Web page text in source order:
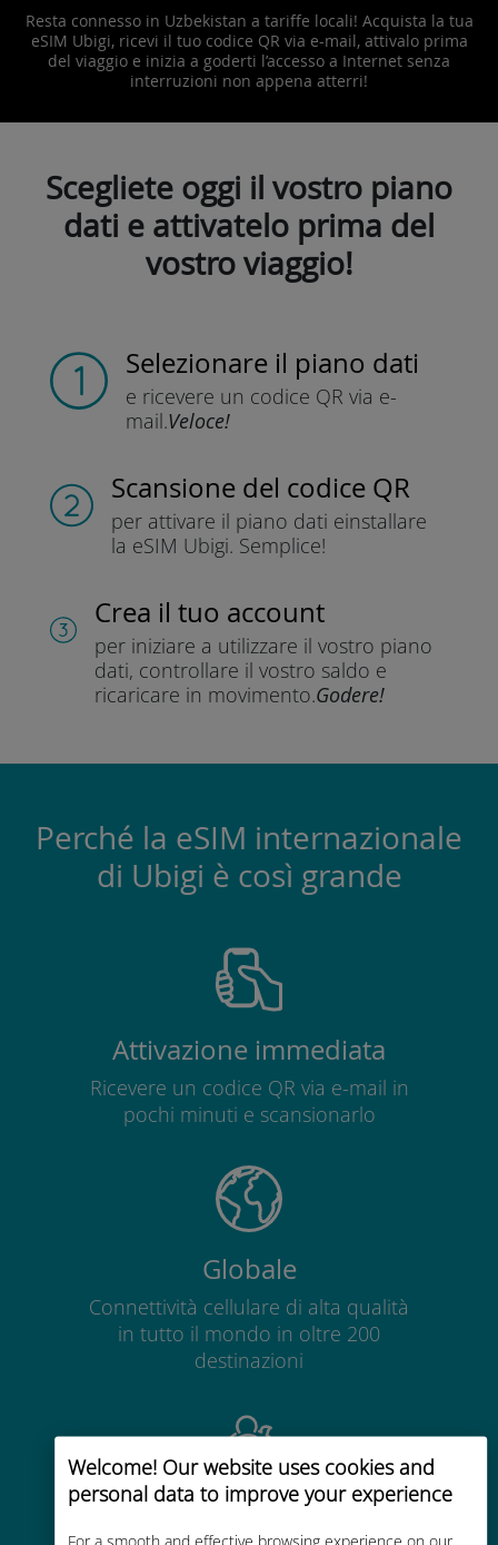
Welcome! Our website uses cookies and
personal data to improve your experience
For a smooth and effective browsing experience on our
Resta connesso in Uzbekistan a tariffe locali! Acquista la tua
eSIM Ubigi, ricevi il tuo codice QR via e-mail, attivalo prima
del viaggio e inizia a goderti l’accesso a Internet senza
interruzioni non appena atterri!
Scegliete oggi il vostro piano
dati e attivatelo prima del
vostro viaggio!
Selezionare il piano dati
e ricevere un codice QR via e-
mail.Veloce!
Scansione del codice QR
per attivare il piano dati einstallare
la eSIM Ubigi. Semplice!
Crea il tuo account
per iniziare a utilizzare il vostro piano
dati, controllare il vostro saldo e
ricaricare in movimento.Godere!
Perché la eSIM internazionale
di Ubigi è così grande
Attivazione immediata
Ricevere un codice QR via e-mail in
pochi minuti e scansionarlo
Globale
Connettività cellulare di alta qualità
in tutto il mondo in oltre 200
destinazioni
Economico